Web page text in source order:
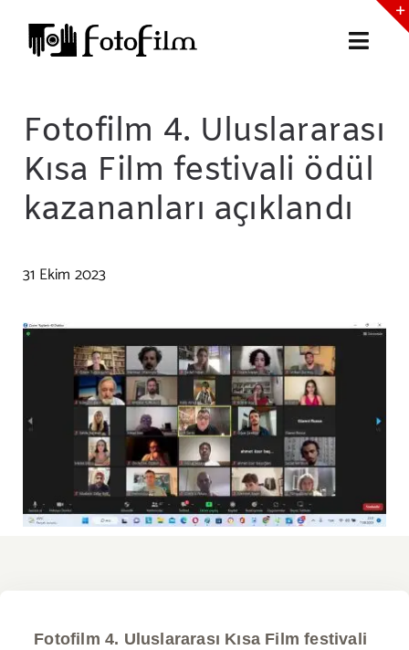
Antakya Film Festivali
Haliç Goldenhorn Film Fest
Fotokamp Akademi
Endüstri
Fotofilm 4. Uluslararası
Kısa Film festivali ödül
kazananları açıklandı
31 Ekim 2023
Fotofilm 4. Uluslararası Kısa Film festivali